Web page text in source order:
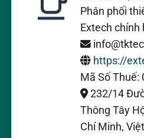
Cấu tạo thiết bị đo
Cấu tạo của máy đo độ
– Bộ phát sóng siêu âm:
Phân phối
Extech chính
https://
Mã Số Thuế:
232/14
Thông Tây
Chí Minh,